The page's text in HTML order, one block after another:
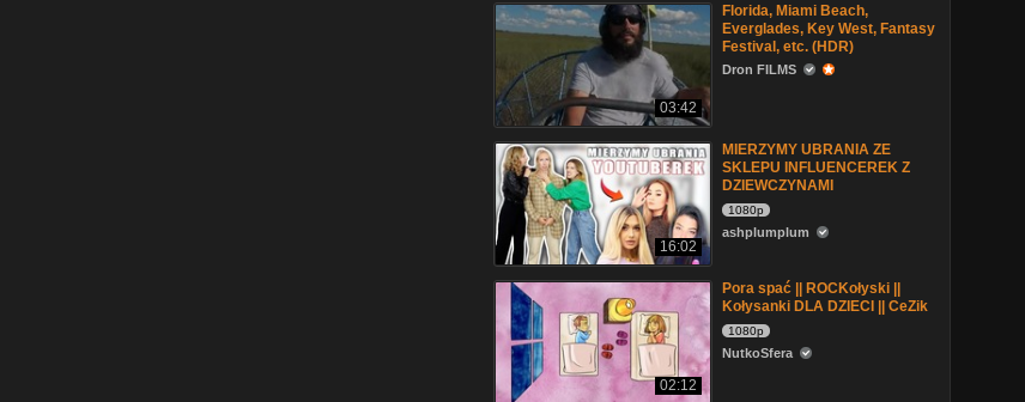
03:42
Florida, Miami Beach,
Everglades, Key West, Fantasy
Festival, etc. (HDR)
Dron FILMS
16:02
MIERZYMY UBRANIA ZE
SKLEPU INFLUENCEREK Z
DZIEWCZYNAMI
1080p
ashplumplum
02:12
Pora spać || ROCKołyski ||
Kołysanki DLA DZIECI || CeZik
1080p
NutkoSfera